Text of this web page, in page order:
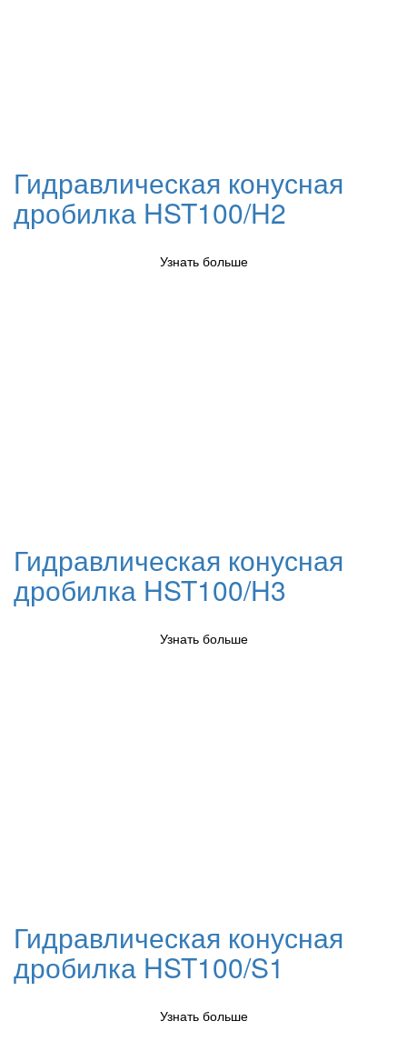
Гидравлическая конусная
дробилка HST100/H2
Узнать больше
Гидравлическая конусная
дробилка HST100/H3
Узнать больше
Гидравлическая конусная
дробилка HST100/S1
Узнать больше